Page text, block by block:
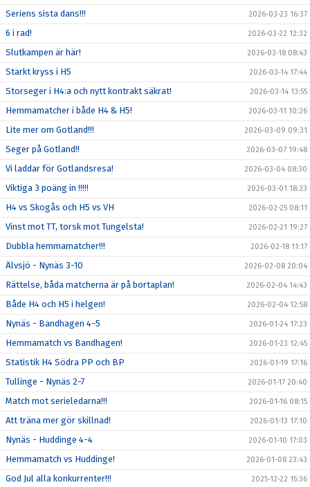
Seriens sista dans!!! 2026-03-23 16:37
6 i rad! 2026-03-22 12:32
Slutkampen är här! 2026-03-18 08:43
Starkt kryss i H5 2026-03-14 17:44
Storseger i H4:a och nytt kontrakt säkrat! 2026-03-14 13:55
Hemmamatcher i både H4 & H5! 2026-03-11 10:26
Lite mer om Gotland!!! 2026-03-09 09:31
Seger på Gotland!! 2026-03-07 19:48
Vi laddar för Gotlandsresa! 2026-03-04 08:30
Viktiga 3 poäng in !!!!! 2026-03-01 18:23
H4 vs Skogås och H5 vs VH 2026-02-25 08:11
Vinst mot TT, torsk mot Tungelsta! 2026-02-21 19:27
Dubbla hemmamatcher!!! 2026-02-18 11:17
Älvsjö - Nynäs 3-10 2026-02-08 20:04
Rättelse, båda matcherna är på bortaplan! 2026-02-04 14:43
Både H4 och H5 i helgen! 2026-02-04 12:58
Nynäs - Bandhagen 4-5 2026-01-24 17:23
Hemmamatch vs Bandhagen! 2026-01-23 12:45
Statistik H4 Södra PP och BP 2026-01-19 17:16
Tullinge - Nynäs 2-7 2026-01-17 20:40
Match mot serieledarna!!! 2026-01-16 08:15
Att träna mer gör skillnad! 2026-01-13 17:10
Nynäs - Huddinge 4-4 2026-01-10 17:03
Hemmamatch vs Huddinge! 2026-01-08 23:43
God Jul alla konkurrenter!!! 2025-12-22 15:36